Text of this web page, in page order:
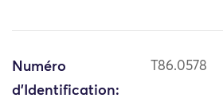
Numéro
d'Identification:
T86.0578